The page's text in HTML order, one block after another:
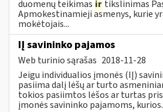
duomenų teikimas ir tikslinimas
Apmokestinamieji asmenys, kurie
mokėtojais...
IĮ savininko pajamos
Web turinio sąrašas 2018-11-28
Jeigu individualios įmonės (IĮ)
pasiima dalį lėšų ar turto
tokios pasiimtos lėšos ar turtas
įmonės savininko pajamoms,